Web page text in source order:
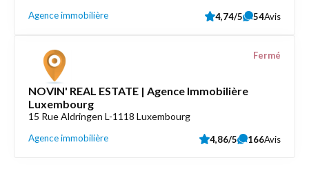
Agence immobilière 4,74/5 54Avis
NOVIN' REAL ESTATE | Agence Immobilière
Luxembourg
15 Rue Aldringen L-1118 Luxembourg
Agence immobilière
Fermé
4,86/5 166Avis